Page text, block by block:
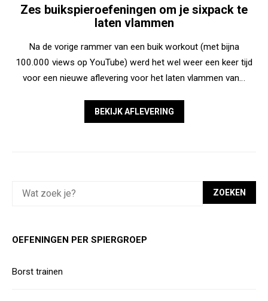
Zes buikspieroefeningen om je sixpack te
laten vlammen
Na de vorige rammer van een buik workout (met bijna
100.000 views op YouTube) werd het wel weer een keer tijd
voor een nieuwe aflevering voor het laten vlammen van…
BEKIJK AFLEVERING
ZOEKEN
OEFENINGEN PER SPIERGROEP
Borst trainen